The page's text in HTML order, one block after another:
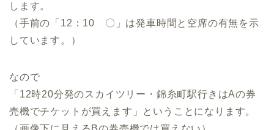
します。
（手前の「12：10 〇」は発車時間と空席の有無を示
しています。）
なので
「12時20分発のスカイツリー・錦糸町駅行きはAの券
売機でチケットが買えます」ということになります。